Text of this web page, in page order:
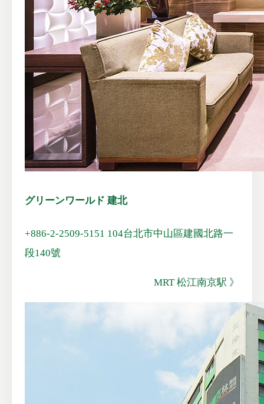
グリーンワールド 建北
+886-2-2509-5151 104台北市中山區建國北路一
段140號
MRT 松江南京駅 》